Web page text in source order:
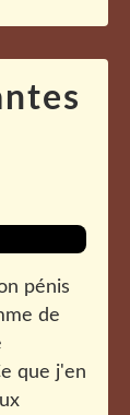
pénis
de
que j'en